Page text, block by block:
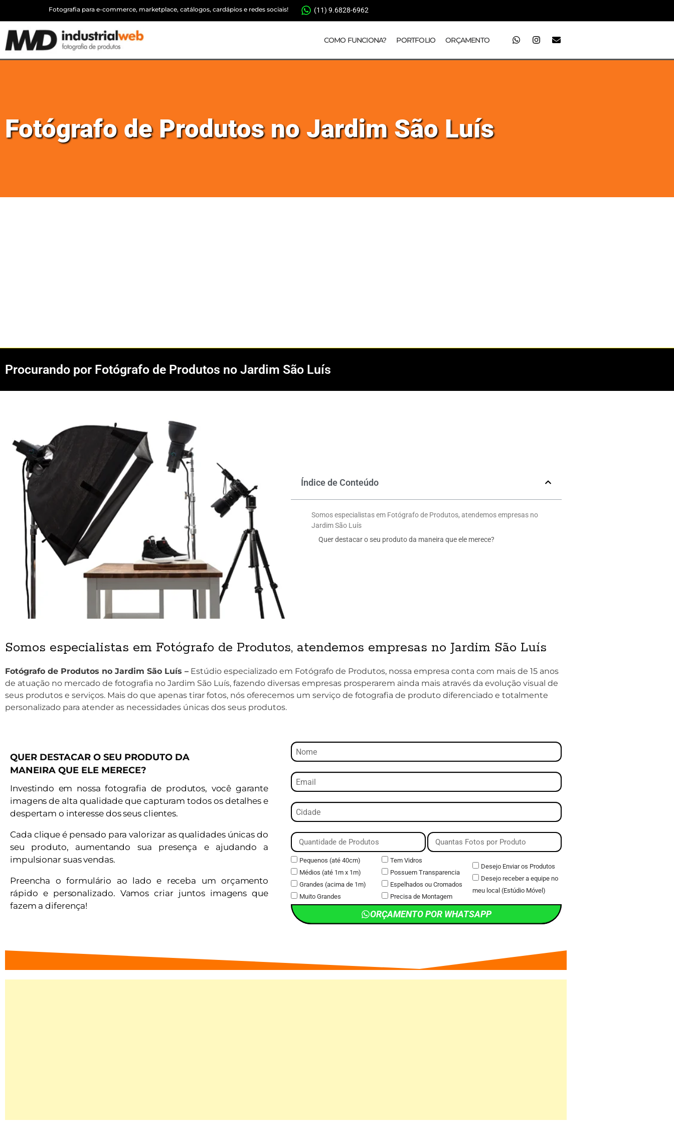
Fotografia para e-commerce, marketplace, catálogos, cardápios e redes sociais! (11) 9.6828-6962
COMO FUNCIONA? PORTFOLIO ORÇAMENTO
Fotógrafo de Produtos no Jardim São Luís
Procurando por Fotógrafo de Produtos no Jardim São Luís
Índice de Conteúdo
Somos especialistas em Fotógrafo de Produtos, atendemos empresas no
Jardim São Luís
Quer destacar o seu produto da maneira que ele merece?
Somos especialistas em Fotógrafo de Produtos, atendemos empresas no Jardim São Luís
Fotógrafo de Produtos no Jardim São Luís – Estúdio especializado em Fotógrafo de Produtos, nossa empresa conta com mais de 15 anos
de atuação no mercado de fotografia no Jardim São Luís, fazendo diversas empresas prosperarem ainda mais através da evolução visual de
seus produtos e serviços. Mais do que apenas tirar fotos, nós oferecemos um serviço de fotografia de produto diferenciado e totalmente
personalizado para atender as necessidades únicas dos seus produtos.
QUER DESTACAR O SEU PRODUTO DA
MANEIRA QUE ELE MERECE?
Investindo em nossa fotografia de produtos, você garante
imagens de alta qualidade que capturam todos os detalhes e
despertam o interesse dos seus clientes.
Cada clique é pensado para valorizar as qualidades únicas do
seu produto, aumentando sua presença e ajudando a
impulsionar suas vendas.
Preencha o formulário ao lado e receba um orçamento
rápido e personalizado. Vamos criar juntos imagens que
fazem a diferença!
Pequenos (até 40cm)
Médios (até 1m x 1m)
Grandes (acima de 1m)
Muito Grandes
Tem Vidros
Possuem Transparencia
Espelhados ou Cromados
Precisa de Montagem
Desejo Enviar os Produtos
Desejo receber a equipe no
meu local (Estúdio Móvel)
ORÇAMENTO POR WHATSAPP